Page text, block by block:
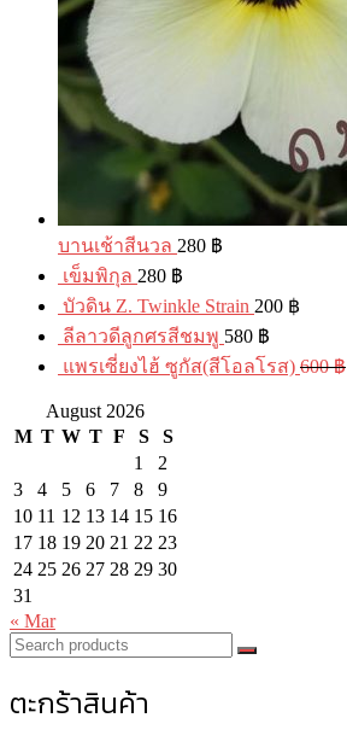
บานเช้าสีนวล 280 ฿
เข็มพิกุล 280 ฿
บัวดิน Z. Twinkle Strain 200 ฿
ลีลาวดีลูกศรสีชมพู 580 ฿
แพรเซี่ยงไฮ้ ซูกัส(สีโอลโรส) 600฿
August 2026
M T W T F S
S
1
2
3
4 5 6 7 8
9
10 11 12 13 14 15 16
17 18 19 20 21 22 23
24 25 26 27 28 29 30
31
« Mar
ตะกร้าสินค้า